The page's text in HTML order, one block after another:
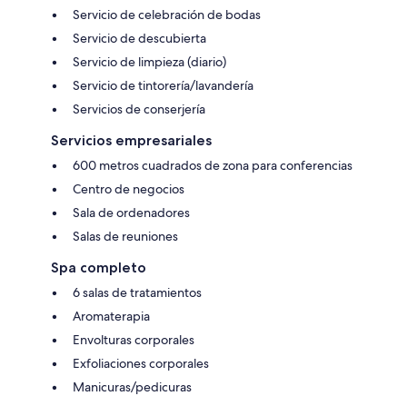
Servicio de celebración de bodas
Servicio de descubierta
Servicio de limpieza (diario)
Servicio de tintorería/lavandería
Servicios de conserjería
Servicios empresariales
600 metros cuadrados de zona para conferencias
Centro de negocios
Sala de ordenadores
Salas de reuniones
Spa completo
6 salas de tratamientos
Aromaterapia
Envolturas corporales
Exfoliaciones corporales
Manicuras/pedicuras